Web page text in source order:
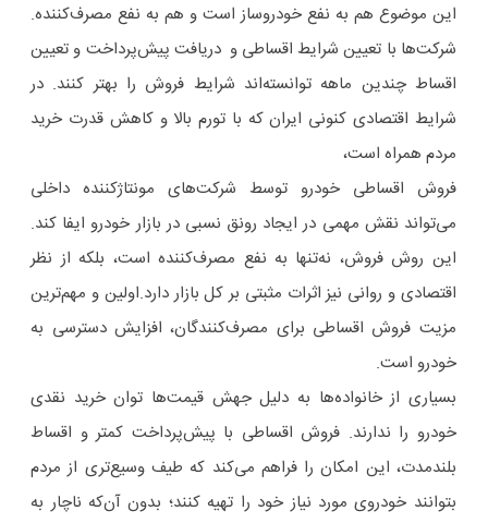
این موضوع هم به نفع خودروساز است و هم به نفع مصرف‌کننده.
شرکت‌ها با تعیین شرایط اقساطی و دریافت پیش‌پرداخت و تعیین
اقساط چندین ماهه توانسته‌اند شرایط فروش را بهتر کنند. در
شرایط اقتصادی کنونی ایران که با تورم بالا و کاهش قدرت خرید
مردم همراه است،
فروش اقساطی خودرو توسط شرکت‌های مونتاژکننده داخلی
می‌تواند نقش مهمی در ایجاد رونق نسبی در بازار خودرو ایفا کند.
این روش فروش، نه‌تنها به نفع مصرف‌کننده است، بلکه از نظر
اقتصادی و روانی نیز اثرات مثبتی بر کل بازار دارد.اولین و مهم‌ترین
مزیت فروش اقساطی برای مصرف‌کنندگان، افزایش دسترسی به
خودرو است.
بسیاری از خانواده‌ها به دلیل جهش قیمت‌ها توان خرید نقدی
خودرو را ندارند. فروش اقساطی با پیش‌پرداخت کمتر و اقساط
بلندمدت، این امکان را فراهم می‌کند که طیف وسیع‌تری از مردم
بتوانند خودروی مورد نیاز خود را تهیه کنند؛ بدون آن‌که ناچار به